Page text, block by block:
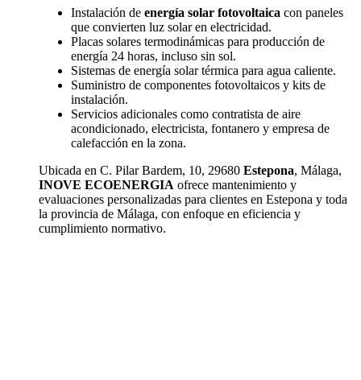
Instalación de energía solar fotovoltaica con paneles
que convierten luz solar en electricidad.
Placas solares termodinámicas para producción de
energía 24 horas, incluso sin sol.
Sistemas de energía solar térmica para agua caliente.
Suministro de componentes fotovoltaicos y kits de
instalación.
Servicios adicionales como contratista de aire
acondicionado, electricista, fontanero y empresa de
calefacción en la zona.
Ubicada en C. Pilar Bardem, 10, 29680 Estepona, Málaga,
INOVE ECOENERGIA ofrece mantenimiento y
evaluaciones personalizadas para clientes en Estepona y toda
la provincia de Málaga, con enfoque en eficiencia y
cumplimiento normativo.